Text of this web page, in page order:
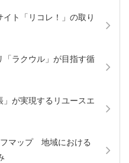
ト「リコレ！」の取り
ラクウル」が目指す循
が実現するリユースエ
マップ 地域における